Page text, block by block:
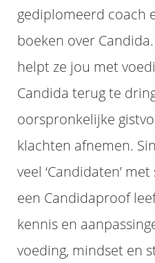
gediplomeerd coach
boeken over
helpt ze jou met
Candida terug te
oorspronkelijke
klachten afnemen.
veel ‘Candidaten’
een Candidaproof
kennis en
voeding, mindset en